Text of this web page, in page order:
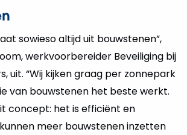
sowieso altijd uit bouwstenen”,
werkvoorbereider Beveiliging bij
uit. “Wij kijken graag per zonnepark
van bouwstenen het beste werkt.
concept: het is efficiënt en
meer bouwstenen inzetten